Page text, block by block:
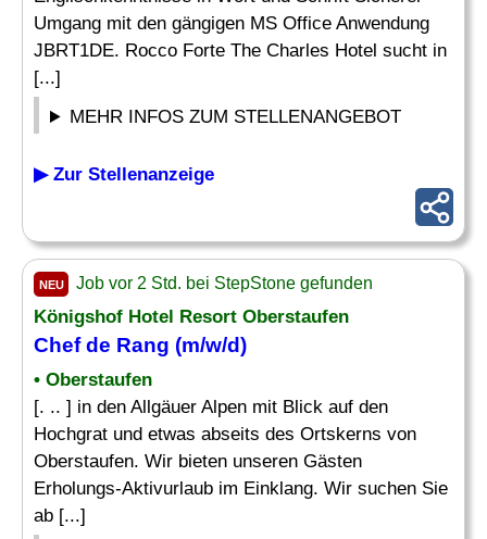
Umgang mit den gängigen MS Office Anwendung
JBRT1DE. Rocco Forte The Charles Hotel sucht in
[...]
MEHR INFOS ZUM STELLENANGEBOT
▶ Zur Stellenanzeige
NEU Job vor 2 Std. bei StepStone gefunden
Königshof Hotel Resort Oberstaufen
Chefde Rang (m/w/d)
• Oberstaufen
[. .. ] in den Allgäuer Alpen mit Blick auf den
Hochgrat und etwas abseits des Ortskerns von
Oberstaufen. Wir bieten unseren Gästen
Erholungs-Aktivurlaub im Einklang. Wir suchen Sie
ab [...]